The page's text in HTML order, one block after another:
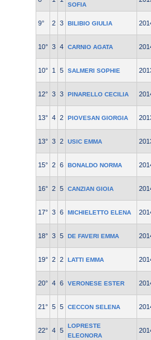
SOFIA
9° 2 3 BILIBIO GIULIA
10° 3 4 CARNIO AGATA
10° 1 5 SALMERI SOPHIE
12° 3 3 PINARELLO CECILIA
13° 4 2 PIOVESAN GIORGIA
13° 3 2 USIC EMMA
15° 2 6 BONALDO NORMA
16° 2 5 CANZIAN GIOIA
17° 3 6 MICHIELETTO ELENA
18° 3 5 DE FAVERI EMMA
19° 2 2 LATTI EMMA
20° 4 6 VERONESE ESTER
21° 5 5 CECCON SELENA
22° 4 5
LOPRESTE
ELEONORA